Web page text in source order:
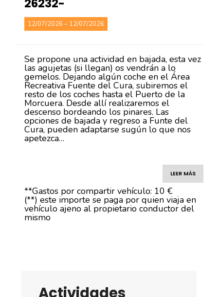
12/07/2026 – 12/07/2026
Se propone una actividad en bajada, esta vez
las agujetas (si llegan) os vendrán a lo
gemelos. Dejando algún coche en el Área
Recreativa Fuente del Cura, subiremos el
resto de los coches hasta el Puerto de la
Morcuera. Desde allí realizaremos el
descenso bordeando los pinares. Las
opciones de bajada y regreso a Funte del
Cura, pueden adaptarse sugún lo que nos
apetezca…
LEER MÁS
**Gastos por compartir vehículo: 10 €
(**) este importe se paga por quien viaja en
vehículo ajeno al propietario conductor del
mismo
Actividades